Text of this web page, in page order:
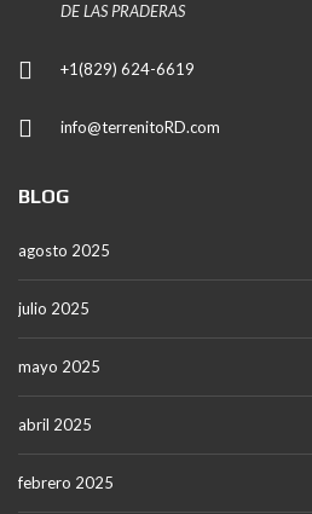
DE LAS PRADERAS
+1(829) 624-6619
info@terrenitoRD.com
BLOG
agosto 2025
julio 2025
mayo 2025
abril 2025
febrero 2025